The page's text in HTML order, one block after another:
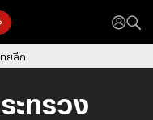
ยลีก
ะทรวง